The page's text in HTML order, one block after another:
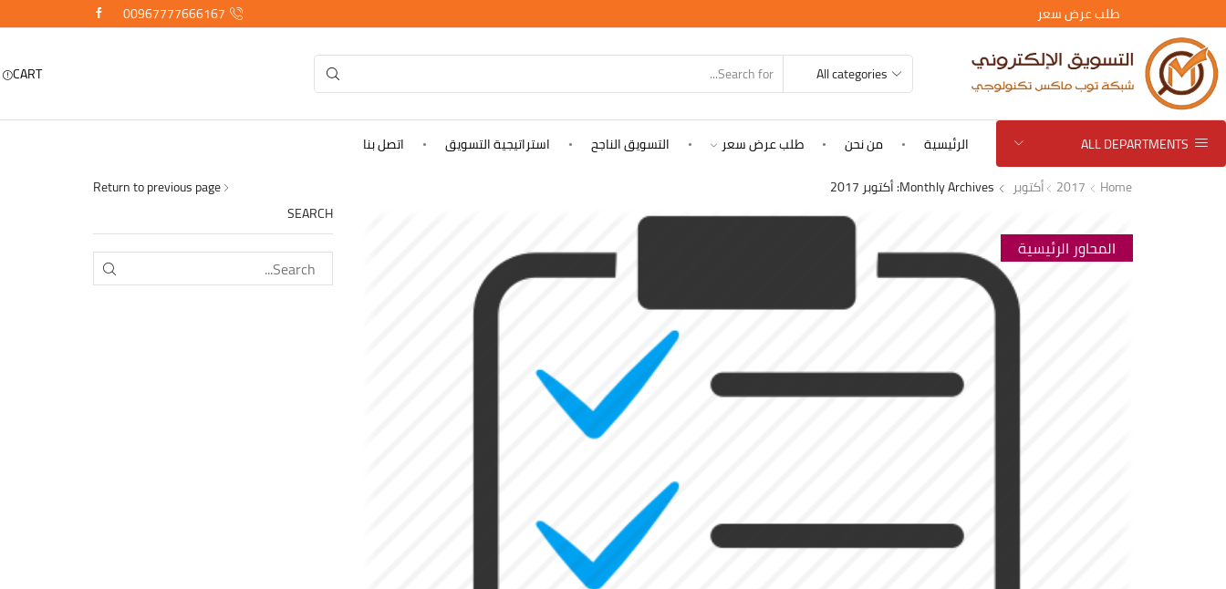
طلب عرض سعر 00967777666167
INPUT
CART
ALL DEPARTMENTS الرئيسية من نحن طلب عرض سعر التسويق الناجح استراتيجية التسويق
اتصل بنا
Return to previous page
Home
2017 أكتوبر Monthly Archives: أكتوبر 2017
المحاور الرئيسية
SEARCH
SEARCH